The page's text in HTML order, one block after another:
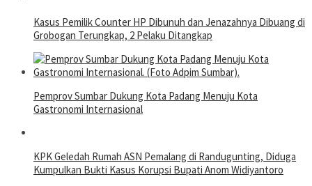
Kasus Pemilik Counter HP Dibunuh dan Jenazahnya Dibuang di
Grobogan Terungkap, 2 Pelaku Ditangkap
Pemprov Sumbar Dukung Kota Padang Menuju Kota
Gastronomi Internasional
KPK Geledah Rumah ASN Pemalang di Randugunting, Diduga
Kumpulkan Bukti Kasus Korupsi Bupati Anom Widiyantoro